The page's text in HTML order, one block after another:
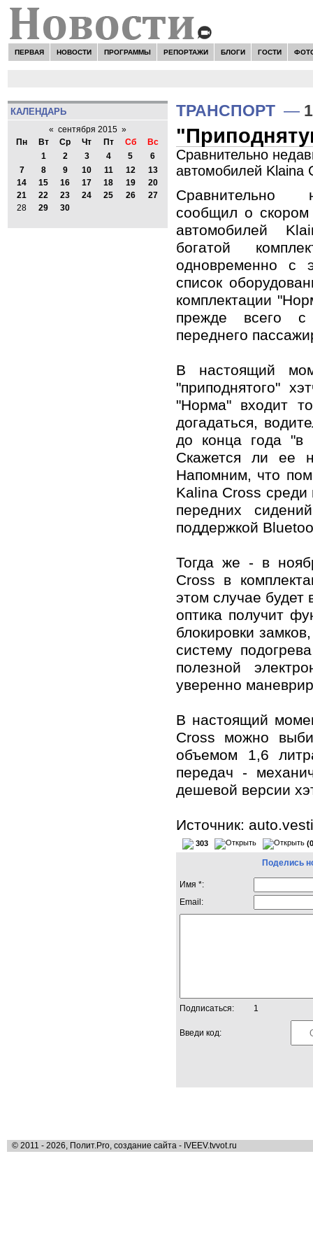
ПЕРВАЯ НОВОСТИ ПРОГРАММЫ РЕПОРТАЖИ БЛОГИ ГОСТИ
КАЛЕНДАРЬ
« сентября 2015 »
Пн
Вт Ср Чт Пт Сб
Вс
1
2 3 4 5
6
7
8 9 10 11 12
13
14
15 16 17 18 19
20
21
22 23 24 25 26
27
28
29 30
ТРАНСПОРТ —
Сравнительно
автомобилей Klaina
Сравнительно
сообщил о
автомобилей
богатой
одновременно с
список
комплектации
прежде всего с
переднего
В настоящий
"приподнятого"
"Норма" входит
догадаться,
до конца года "в
Скажется ли ее
Напомним, что
Kalina Cross среди
передних
поддержкой
Тогда же - в
Cross в
этом случае
оптика получит
блокировки
систему
полезной
уверенно
В настоящий
Cross можно
объемом 1,6
передач -
дешевой версии
Источник:
303
Поделись
Имя *:
Email:
Подписаться: 1
Введи код:
© 2011 - 2026, Полит.Pro, создание сайта - IVEEV.tvvot.ru